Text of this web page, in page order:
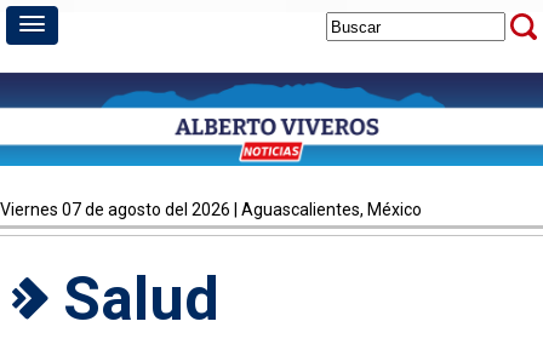
viernes 07 de agosto del 2026 | Aguascalientes, México
Salud